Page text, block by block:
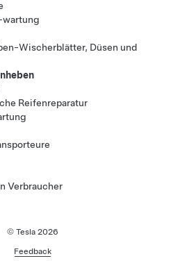
wartung
Wischerblätter, Düsen und
Reifenreparatur
Verbraucher
© Tesla 2026
Feedback